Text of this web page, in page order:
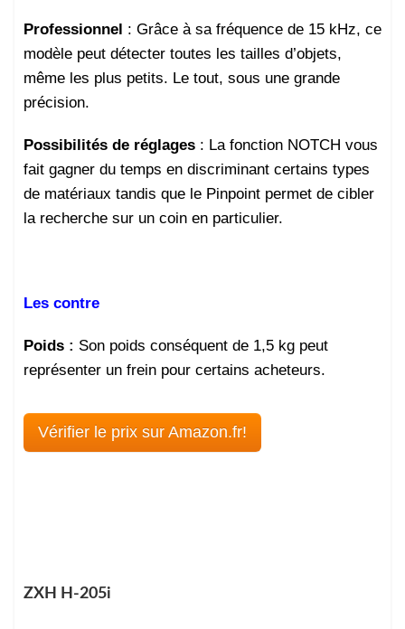
Professionnel : Grâce à sa fréquence de 15 kHz, ce
modèle peut détecter toutes les tailles d’objets,
même les plus petits. Le tout, sous une grande
précision.
Possibilités de réglages: La fonction NOTCH vous
fait gagner du temps en discriminant certains types
de matériaux tandis que le Pinpoint permet de cibler
la recherche sur un coin en particulier.
Les contre
Poids: Son poids conséquent de 1,5 kg peut
représenter un frein pour certains acheteurs.
Vérifier le prix sur Amazon.fr!
ZXH H-205i